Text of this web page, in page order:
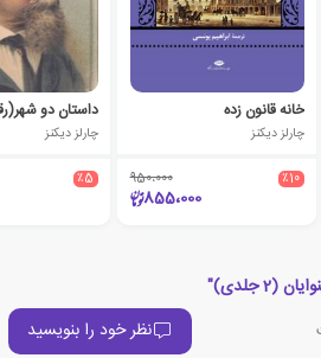
خانه قانون زده
چارلز دیکنز
٪10 950،000
855،000
داستان دو
چارلز دیکنز
٪5
(2 جلدی)"
نظر خود را بنویسید